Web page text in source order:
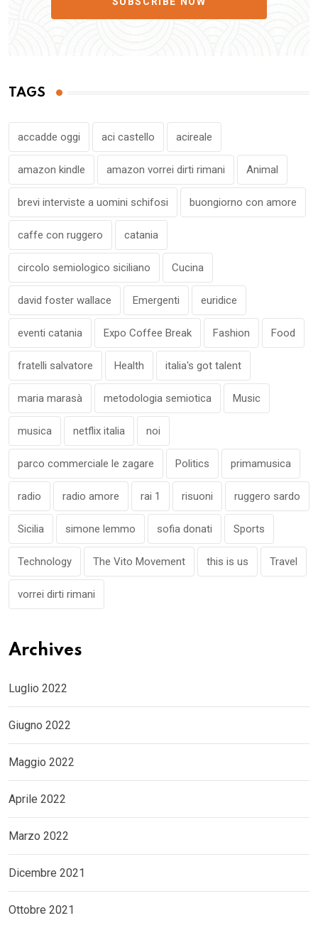
TAGS
accadde oggi aci castello acireale
amazon kindle amazon vorrei dirti rimani Animal
brevi interviste a uomini schifosi buongiorno con amore
caffe con ruggero catania
circolo semiologico siciliano Cucina
david foster wallace Emergenti euridice
eventi catania Expo Coffee Break Fashion Food
fratelli salvatore Health italia's got talent
maria marasà metodologia semiotica Music
musica netflix italia noi
parco commerciale le zagare Politics primamusica
radio radio amore rai 1 risuoni ruggero sardo
Sicilia simone lemmo sofia donati Sports
Technology The Vito Movement this is us Travel
vorrei dirti rimani
Archives
Luglio 2022
Giugno 2022
Maggio 2022
Aprile 2022
Marzo 2022
Dicembre 2021
Ottobre 2021